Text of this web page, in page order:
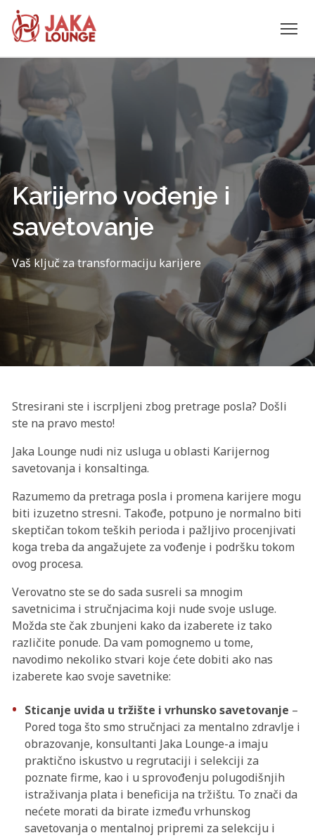
content
JAKA
LOUNGE
Karijerno vođenje i
savetovanje
Vaš ključ za transformaciju karijere
Stresirani ste i iscrpljeni zbog pretrage posla? Došli
ste na pravo mesto!
Jaka Lounge nudi niz usluga u oblasti Karijernog
savetovanja i konsaltinga.
Razumemo da pretraga posla i promena karijere mogu
biti izuzetno stresni. Takođe, potpuno je normalno biti
skeptičan tokom teških perioda i pažljivo procenjivati
koga treba da angažujete za vođenje i podršku tokom
ovog procesa.
Verovatno ste se do sada susreli sa mnogim
savetnicima i stručnjacima koji nude svoje usluge.
Možda ste čak zbunjeni kako da izaberete iz tako
različite ponude. Da vam pomognemo u tome,
navodimo nekoliko stvari koje ćete dobiti ako nas
izaberete kao svoje savetnike:
Sticanje uvida u tržište i vrhunsko savetovanje –
Pored toga što smo stručnjaci za mentalno zdravlje i
obrazovanje, konsultanti Jaka Lounge-a imaju
praktično iskustvo u regrutaciji i selekciji za
poznate firme, kao i u sprovođenju polugodišnjih
istraživanja plata i beneficija na tržištu. To znači da
nećete morati da birate između vrhunskog
savetovanja o mentalnoj pripremi za selekciju i